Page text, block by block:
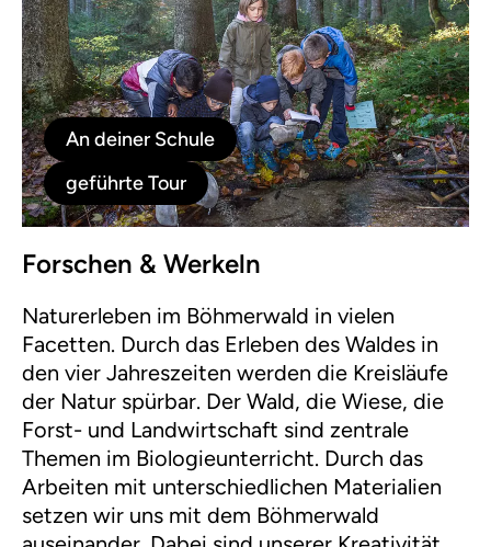
An deiner Schule
geführte Tour
Forschen & Werkeln
Naturerleben im Böhmerwald in vielen
Facetten. Durch das Erleben des Waldes in
den vier Jahreszeiten werden die Kreisläufe
der Natur spürbar. Der Wald, die Wiese, die
Forst- und Landwirtschaft sind zentrale
Themen im Biologieunterricht. Durch das
Arbeiten mit unterschiedlichen Materialien
setzen wir uns mit dem Böhmerwald